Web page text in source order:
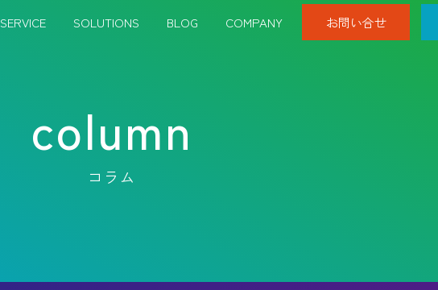
SERVICE SOLUTIONS BLOG COMPANY お問い合せ
column
コラム